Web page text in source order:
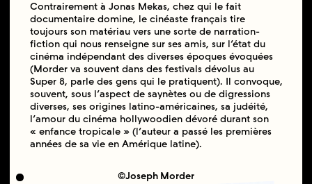
Contrairement à Jonas Mekas, chez qui le fait
documentaire domine, le cinéaste français tire
toujours son matériau vers une sorte de narration-
fiction qui nous renseigne sur ses amis, sur l’état du
cinéma indépendant des diverses époques évoquées
(Morder va souvent dans des festivals dévolus au
Super 8, parle des gens qui le pratiquent). Il convoque,
souvent, sous l’aspect de saynètes ou de digressions
diverses, ses origines latino-américaines, sa judéité,
l’amour du cinéma hollywoodien dévoré durant son
« enfance tropicale » (l’auteur a passé les premières
années de sa vie en Amérique latine).
©Joseph Morder